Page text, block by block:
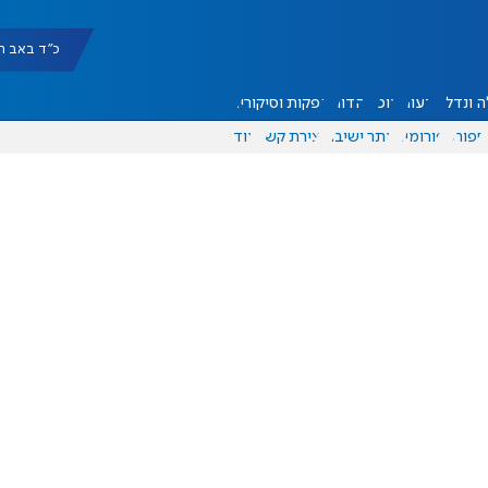
כ"ד באב תשפ"ו
ונדל"ן דעות אוכל יהדות הפקות וסיקורים
ספורט פורומים אתר ישיבה יצירת קשר עוד